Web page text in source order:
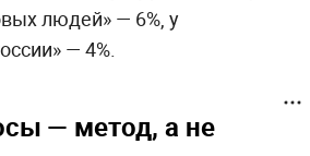
людей» — 6%, у
— 4%.
— метод, а не